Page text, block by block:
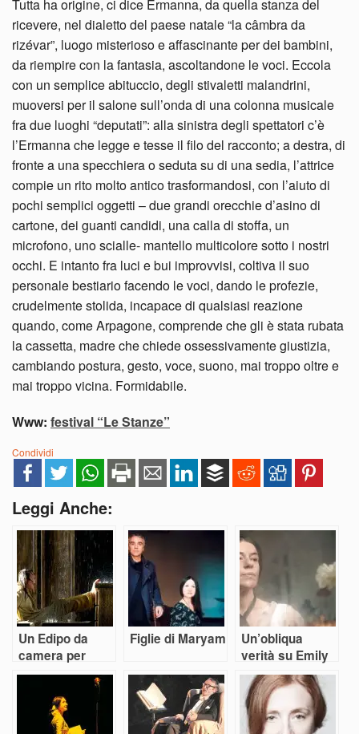
Tutta ha origine, ci dice Ermanna, da quella stanza del
ricevere, nel dialetto del paese natale “la câmbra da
rizévar”, luogo misterioso e affascinante per dei bambini,
da riempire con la fantasia, ascoltandone le voci. Eccola
con un semplice abituccio, degli stivaletti malandrini,
muoversi per il salone sull’onda di una colonna musicale
fra due luoghi “deputati”: alla sinistra degli spettatori c’è
l’Ermanna che legge e tesse il filo del racconto; a destra, di
fronte a una specchiera o seduta su di una sedia, l’attrice
compie un rito molto antico trasformandosi, con l’aiuto di
pochi semplici oggetti – due grandi orecchie d’asino di
cartone, dei guanti candidi, una calla di stoffa, un
microfono, uno scialle- mantello multicolore sotto i nostri
occhi. E intanto fra luci e bui improvvisi, coltiva il suo
personale bestiario facendo le voci, dando le profezie,
crudelmente stolida, incapace di qualsiasi reazione
quando, come Arpagone, comprende che gli è stata rubata
la cassetta, madre che chiede ossessivamente giustizia,
cambiando postura, gesto, voce, suono, mai troppo oltre e
mai troppo vicina. Formidabile.
Www: festival “Le Stanze”
Condividi
Leggi Anche:
Un Edipo da
camera per
Latella
Figlie di Maryam
Un’obliqua
verità su Emily
Dickinson